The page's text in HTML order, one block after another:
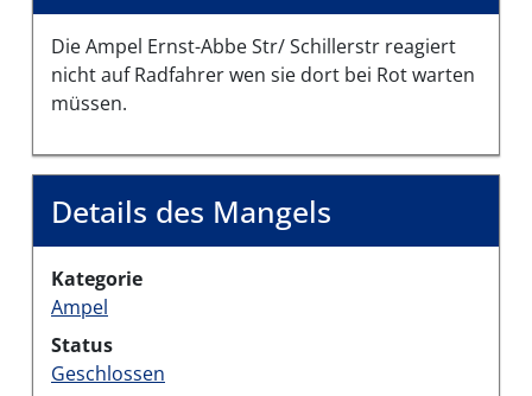
Die Ampel Ernst-Abbe Str/ Schillerstr reagiert
nicht auf Radfahrer wen sie dort bei Rot warten
müssen.
Details des Mangels
Kategorie
Ampel
Status
Geschlossen